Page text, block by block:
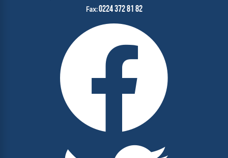
Fax:0224 372 81 82